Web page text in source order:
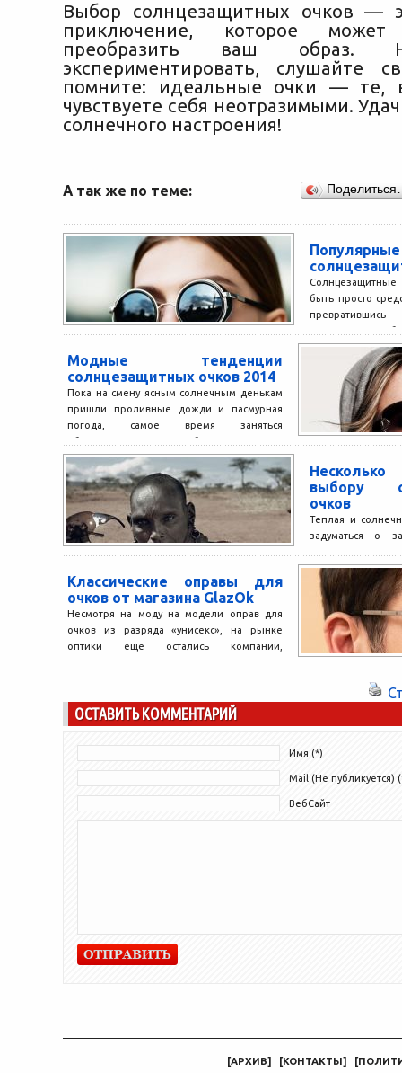
Выбор солнцезащитных очков —
приключение, которое может
преобразить ваш образ.
экспериментировать, слушайте
помните: идеальные очки — те,
чувствуете себя неотразимыми.
солнечного настроения!
А так же по теме:
быть просто
аксессуар,
Модные тенденции
солнцезащитных очков 2014
Пока на смену ясным солнечным денькам
пришли проливные дожди и пасмурная
погода, самое время заняться
обновлением гардероба к летнему
отдыху...
выбору
очков
Теплая и
задуматься о
роскошь,...
Классические оправы для
очков от магазина GlazOk
Несмотря на моду на модели оправ для
очков из разряда «унисекс», на рынке
оптики еще остались компании,
ОСТАВИТЬ КОММЕНТАРИЙ
Имя (*)
Mail (Не публикуется)
ВебСайт
[АРХИВ] [КОНТАКТЫ] [